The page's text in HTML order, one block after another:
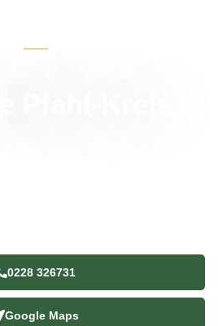
0228 326731
Google Maps